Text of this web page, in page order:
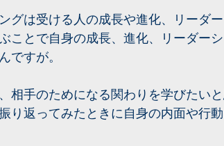
グは受ける人の成長や進化、リーダ
ことで自身の成長、進化、リーダー
ですが。
相手のためになる関わりを学びたい
り返ってみたときに自身の内面や行